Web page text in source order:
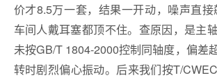
价才8.5万一套，结果一开动，噪声直
车间人戴耳塞都顶不住。查原因，是主
未按GB/T 1804-2000控制同轴度，偏差
转时剧烈偏心振动。后来我们按T/